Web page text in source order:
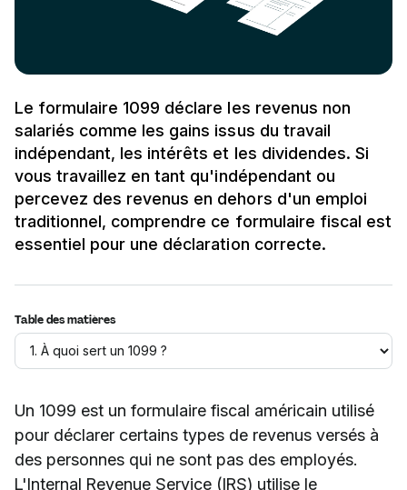
Le formulaire 1099 déclare les revenus non
salariés comme les gains issus du travail
indépendant, les intérêts et les dividendes. Si
vous travaillez en tant qu'indépendant ou
percevez des revenus en dehors d'un emploi
traditionnel, comprendre ce formulaire fiscal est
essentiel pour une déclaration correcte.
Table des matières
Un 1099 est un formulaire fiscal américain utilisé
pour déclarer certains types de revenus versés à
des personnes qui ne sont pas des employés.
L'Internal Revenue Service (IRS) utilise le